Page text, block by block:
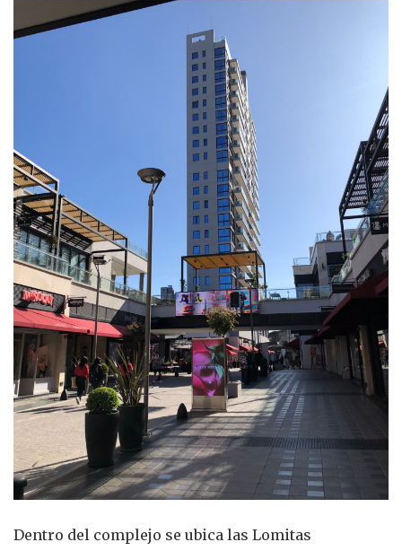
Dentro del complejo se ubica las Lomitas